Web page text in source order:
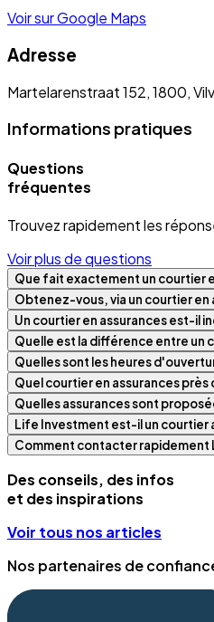
Voir sur Google Maps
Adresse
Martelarenstraat 152, 1800,
Informations pratiques
Questions
fréquentes
Trouvez rapidement les
Voir plus de questions
Que fait exactement un courtier
Obtenez-vous, via un courtier en
Un courtier en assurances est-il
Quelle est la différence entre un
Quelles sont les heures
Quel courtier en assurances près
Quelles assurances sont
Life Investment est-il un courtier
Comment contacter rapidement
Des conseils, des infos
et des inspirations
Voir tous nos articles
Nos partenaires de